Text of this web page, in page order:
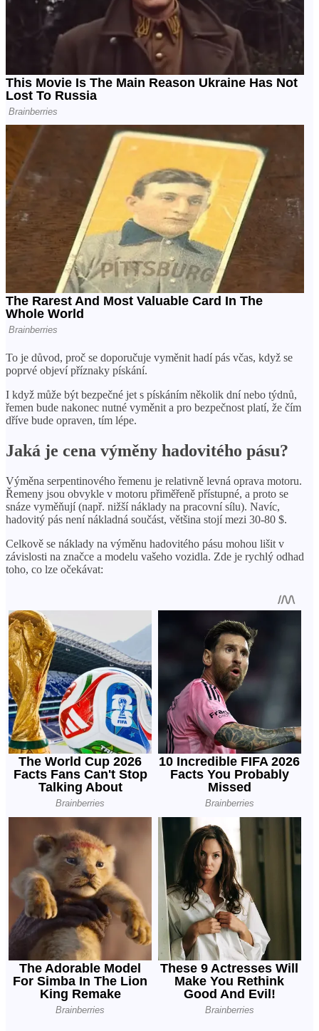
To je důvod, proč se doporučuje vyměnit hadí pás včas, když se
poprvé objeví příznaky pískání.
I když může být bezpečné jet s pískáním několik dní nebo týdnů,
řemen bude nakonec nutné vyměnit a pro bezpečnost platí, že čím
dříve bude opraven, tím lépe.
Jaká je cena výměny hadovitého pásu?
Výměna serpentinového řemenu je relativně levná oprava motoru.
Řemeny jsou obvykle v motoru přiměřeně přístupné, a proto se
snáze vyměňují (např. nižší náklady na pracovní sílu). Navíc,
hadovitý pás není nákladná součást, většina stojí mezi 30-80 $.
Celkově se náklady na výměnu hadovitého pásu mohou lišit v
závislosti na značce a modelu vašeho vozidla. Zde je rychlý odhad
toho, co lze očekávat: